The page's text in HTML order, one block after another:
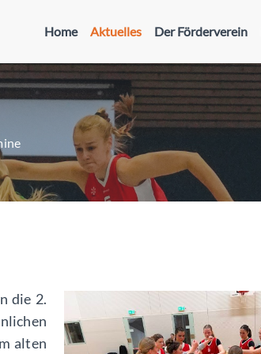
Home Aktuelles Der Förderverein
die 2.
alten